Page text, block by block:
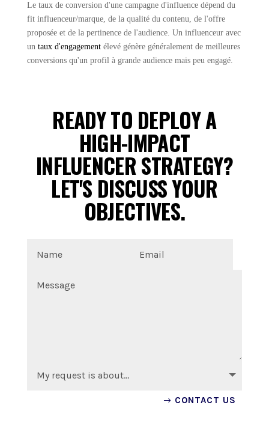
Le taux de conversion d'une campagne d'influence dépend du
fit influenceur/marque, de la qualité du contenu, de l'offre
proposée et de la pertinence de l'audience. Un influenceur avec
un taux d'engagementélevé génère généralement de meilleures
conversions qu'un profil à grande audience mais peu engagé.
READY TO DEPLOY A
HIGH-IMPACT
INFLUENCER STRATEGY?
LET'S DISCUSS YOUR
OBJECTIVES.
CONTACT US